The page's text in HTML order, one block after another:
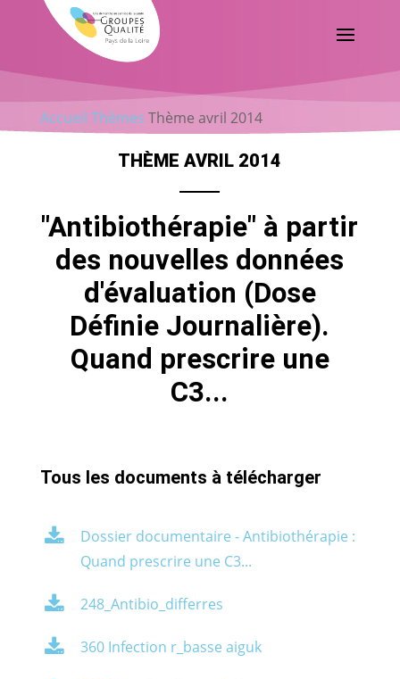
Accueil Thèmes Thème avril 2014
THÈME AVRIL 2014
"Antibiothérapie" à partir
des nouvelles données
d'évaluation (Dose
Définie Journalière).
Quand prescrire une
C3...
Tous les documents à télécharger
Dossier documentaire - Antibiothérapie :
Quand prescrire une C3...
248_Antibio_differres
360 Infection r_basse aiguk